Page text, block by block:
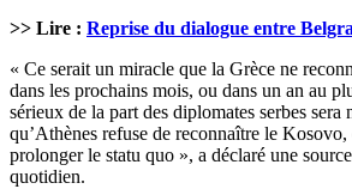
>> Lire : Reprise du dialogue entre
« Ce serait un miracle que la Grèce ne
dans les prochains mois, ou dans un an au
sérieux de la part des diplomates serbes sera
qu’Athènes refuse de reconnaître le
prolonger le statu quo », a déclaré une
quotidien.